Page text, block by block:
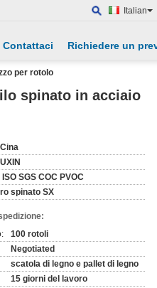
Italian
Contattaci Richiedere un
per rotolo
spinato in acciaio
ISO SGS COC PVOC
spinato SX
100 rotoli
Negotiated
scatola di legno e pallet di legno
15 giorni del lavoro